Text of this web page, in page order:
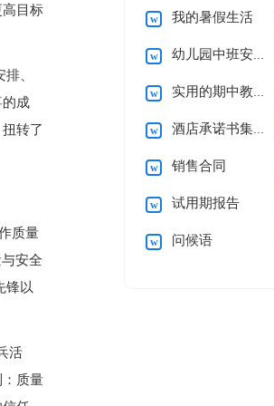
目标
、
成
转了
质量
安全
锋以
活
质量
我的暑假生活
幼儿园中班安全工作计划
实用的期中教学总结3篇
酒店承诺书集锦六篇
销售合同
试用期报告
问候语